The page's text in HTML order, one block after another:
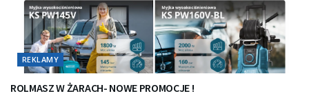
REKLAMY
ROLMASZ W ŻARACH- NOWE PROMOCJE !